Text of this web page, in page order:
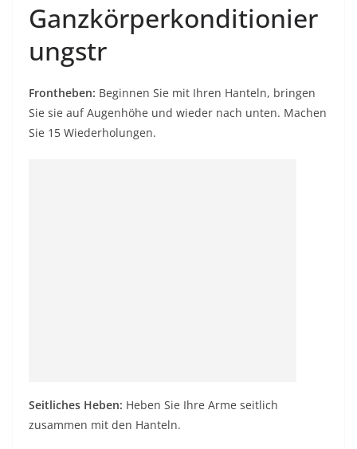
Ganzkörperkonditionier
ungstr
Frontheben: Beginnen Sie mit Ihren Hanteln, bringen
Sie sie auf Augenhöhe und wieder nach unten. Machen
Sie 15 Wiederholungen.
Seitliches Heben: Heben Sie Ihre Arme seitlich
zusammen mit den Hanteln.